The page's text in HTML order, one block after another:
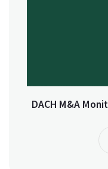
DACH M&A